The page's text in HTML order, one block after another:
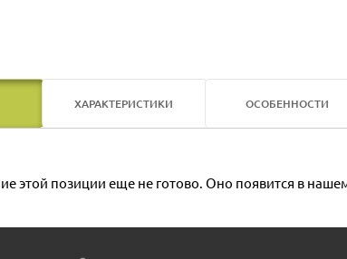
ХАРАКТЕРИСТИКИ ОСОБЕННОСТИ
этой позиции еще не готово. Оно появится в